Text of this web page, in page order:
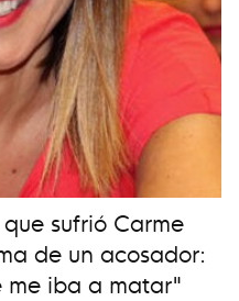
sufrió Carme
de un acosador:
me iba a matar"